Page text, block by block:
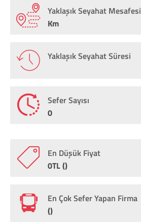
Yaklaşık Seyahat Mesafesi
Km
Yaklaşık Seyahat Süresi
Sefer Sayısı
0
En Düşük Fiyat
0TL ()
En Çok Sefer Yapan Firma
()